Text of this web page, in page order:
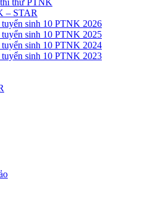
thử PTNK
– STAR
sinh 10 PTNK 2026
sinh 10 PTNK 2025
sinh 10 PTNK 2024
sinh 10 PTNK 2023